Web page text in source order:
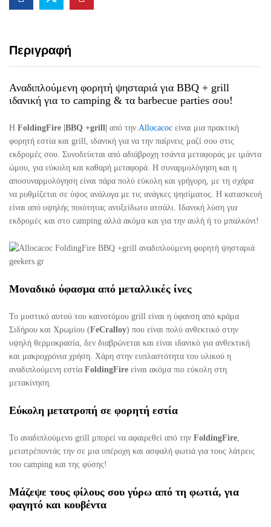
Περιγραφή
Αναδιπλούμενη φορητή ψησταριά για BBQ + grill
ιδανική για το camping & τα barbecue parties σου!
Η FoldingFire |BBQ +grill| από την Allocacoc είναι μια πρακτική
φορητή εστία και grill, ιδανική για να την παίρνεις μαζί σου στις
εκδρομές σου. Συνοδεύεται από αδιάβροχη τσάντα μεταφοράς με ιμάντα
ώμου, για εύκολη και καθαρή μεταφορά. Η συναρμολόγηση και η
αποσυναρμολόγηση είναι πάρα πολύ εύκολη και γρήγορη, με τη σχάρα
να ρυθμίζεται σε ύψος ανάλογα με τις ανάγκες ψησίματος. Η κατασκευή
είναι από υψηλής ποιότητας ανοξείδωτο ατσάλι. Ιδανική λύση για
εκδρομές και στο camping αλλά ακόμα και για την αυλή ή το μπαλκόνι!
Μοναδικό ύφασμα από μεταλλικές ίνες
Το μυστικό αυτού του καινοτόμου grill είναι η ύφανση από κράμα
Σιδήρου και Χρωμίου (FeCralloy) που είναι πολύ ανθεκτικό στην
υψηλή θερμοκρασία, δεν διαβρώνεται και είναι ιδανικό για ανθεκτική
και μακροχρόνια χρήση. Χάρη στην ευπλαστότητα του υλικού η
αναδιπλούμενη εστία FoldingFire είναι ακόμα πιο εύκολη στη
μετακίνηση.
Εύκολη μετατροπή σε φορητή εστία
Το αναδιπλούμενο grill μπορεί να αφαιρεθεί από την FoldingFire,
μετατρέποντάς την σε μια υπέροχη και ασφαλή φωτιά για τους λάτρεις
του camping και της φύσης!
Μάζεψε τους φίλους σου γύρω από τη φωτιά, για
φαγητό και κουβέντα